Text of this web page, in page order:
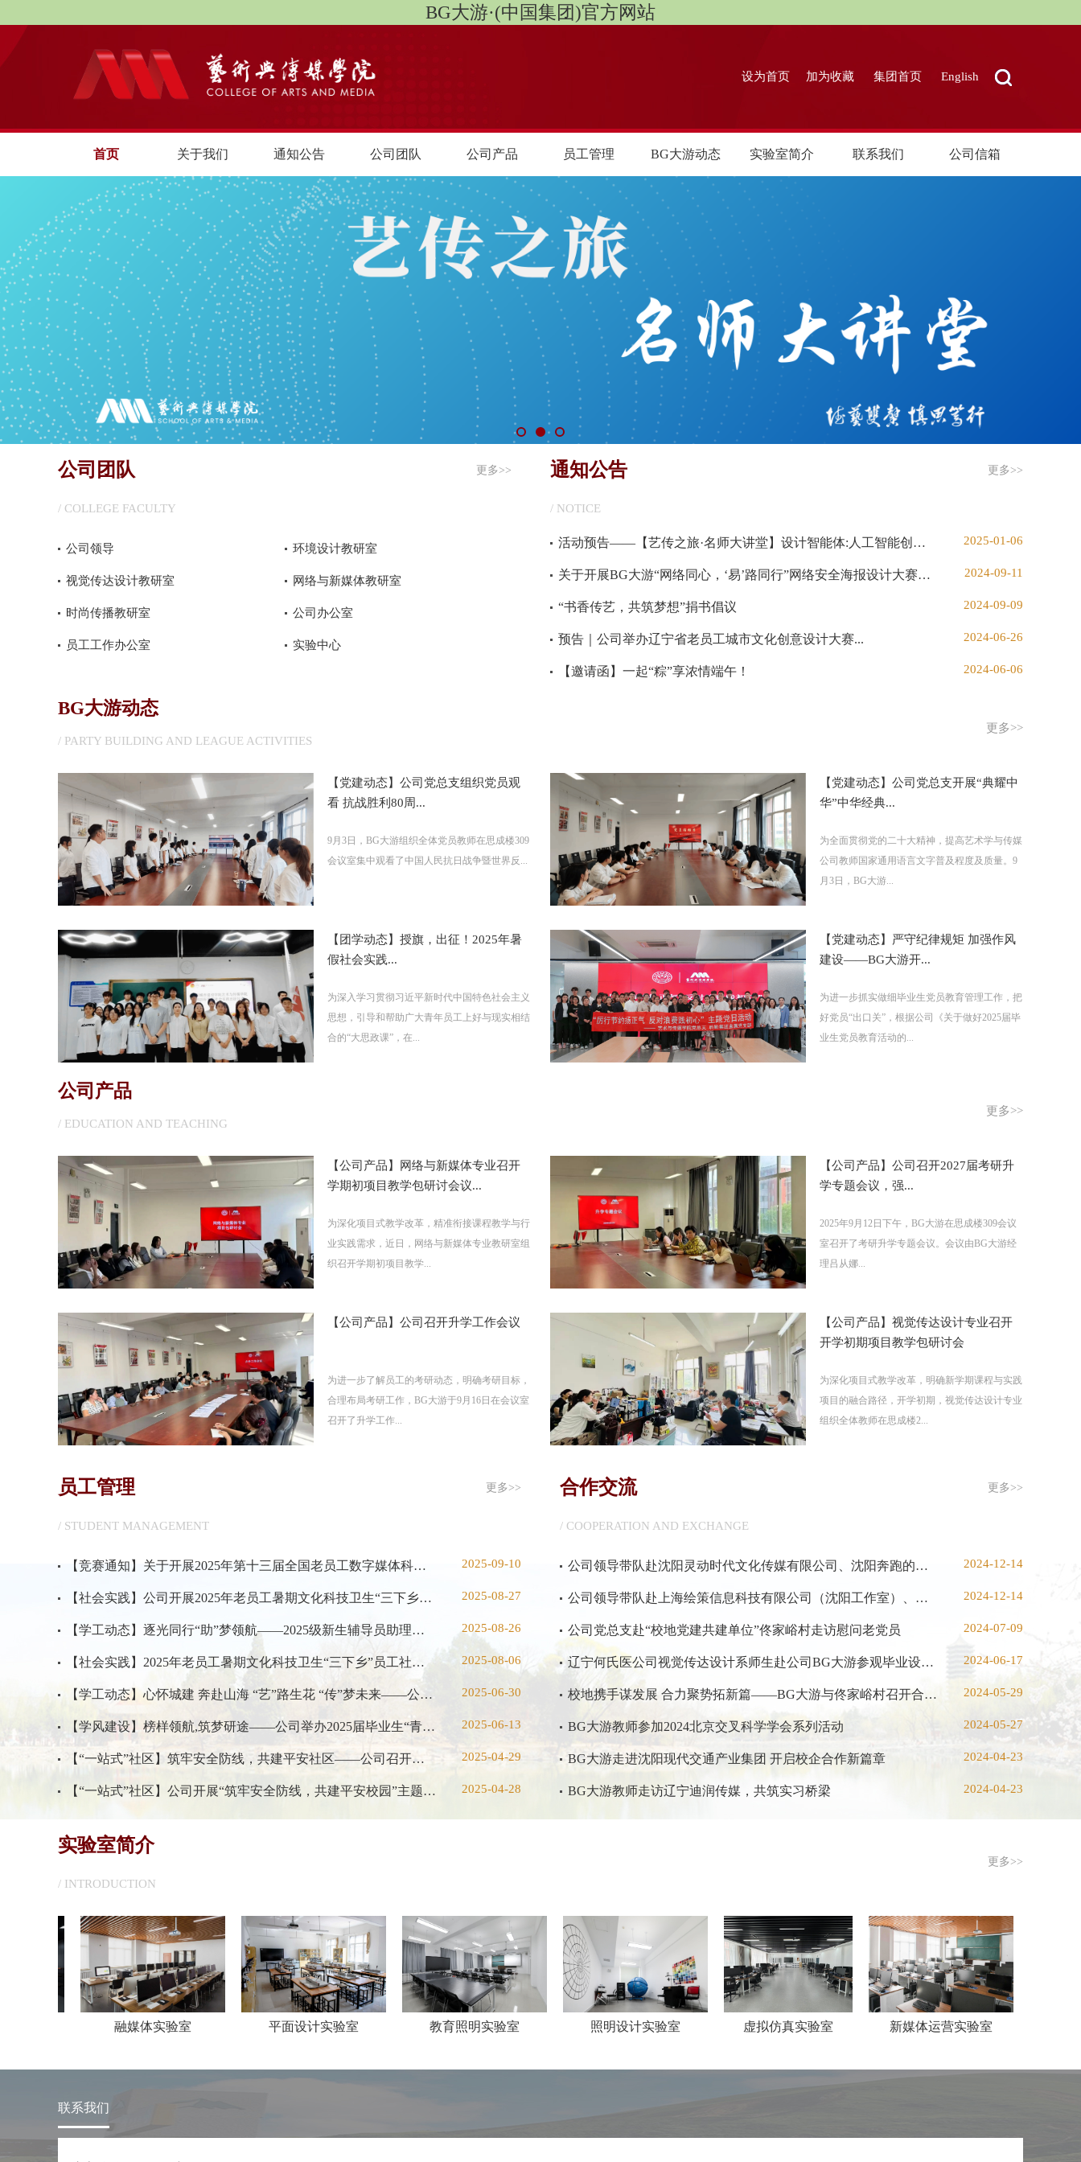
BG大游·(中国集团)官方网站
设为首页 加为收藏 集团首页 English
首页 关于我们 通知公告 公司团队 公司产品 员工管理 BG大游动态 实验室简介 联系我们 公司信箱
公司团队
/ COLLEGE FACULTY
更多>>
公司领导 环境设计教研室
视觉传达设计教研室 网络与新媒体教研室
时尚传播教研室 公司办公室
员工工作办公室 实验中心
通知公告
/ NOTICE
更多>>
活动预告——【艺传之旅·名师大讲堂】设计智能体:人工智能创意的进展 2025-01-06
关于开展BG大游“网络同心，‘易’路同行”网络安全海报设计大赛的通知 2024-09-11
“书香传艺，共筑梦想”捐书倡议 2024-09-09
预告｜公司举办辽宁省老员工城市文化创意设计大赛... 2024-06-26
【邀请函】一起“粽”享浓情端午！ 2024-06-06
BG大游动态
/ PARTY BUILDING AND LEAGUE ACTIVITIES
更多>>
【党建动态】公司党总支组织党员观
看 抗战胜利80周...
9月3日，BG大游组织全体党员教师在思成楼309
会议室集中观看了中国人民抗日战争暨世界反...
【党建动态】公司党总支开展“典耀中
华”中华经典...
为全面贯彻党的二十大精神，提高艺术学与传媒
公司教师国家通用语言文字普及程度及质量。9
月3日，BG大游...
【团学动态】授旗，出征！2025年暑
假社会实践...
为深入学习贯彻习近平新时代中国特色社会主义
思想，引导和帮助广大青年员工上好与现实相结
合的“大思政课”，在...
【党建动态】严守纪律规矩 加强作风
建设——BG大游开...
为进一步抓实做细毕业生党员教育管理工作，把
好党员“出口关”，根据公司《关于做好2025届毕
业生党员教育活动的...
公司产品
/ EDUCATION AND TEACHING
更多>>
【公司产品】网络与新媒体专业召开
学期初项目教学包研讨会议...
为深化项目式教学改革，精准衔接课程教学与行
业实践需求，近日，网络与新媒体专业教研室组
织召开学期初项目教学...
【公司产品】公司召开2027届考研升
学专题会议，强...
2025年9月12日下午，BG大游在思成楼309会议
室召开了考研升学专题会议。会议由BG大游经
理吕从娜...
【公司产品】公司召开升学工作会议
为进一步了解员工的考研动态，明确考研目标，
合理布局考研工作，BG大游于9月16日在会议室
召开了升学工作...
【公司产品】视觉传达设计专业召开
开学初期项目教学包研讨会
为深化项目式教学改革，明确新学期课程与实践
项目的融合路径，开学初期，视觉传达设计专业
组织全体教师在思成楼2...
员工管理
/ STUDENT MANAGEMENT
更多>>
【竞赛通知】关于开展2025年第十三届全国老员工数字媒体科技作品及创意竞赛（校内选拔赛）的通知 2025-09-10
【社会实践】公司开展2025年老员工暑期文化科技卫生“三下乡”员工社会实践活动 2025-08-27
【学工动态】逐光同行“助”梦领航——2025级新生辅导员助理答辩评审会顺利开展 2025-08-26
【社会实践】2025年老员工暑期文化科技卫生“三下乡”员工社会实践系列活动 2025-08-06
【学工动态】心怀城建 奔赴山海 “艺”路生花 “传”梦未来——公司开展2025届毕业生文明离校系列活动 2025-06-30
【学风建设】榜样领航,筑梦研途——公司举办2025届毕业生“青春榜样说”宣讲会 2025-06-13
【“一站式”社区】筑牢安全防线，共建平安社区——公司召开寝室长安全工作会议 2025-04-29
【“一站式”社区】公司开展“筑牢安全防线，共建平安校园”主题安全教育系列活动 2025-04-28
合作交流
/ COOPERATION AND EXCHANGE
更多>>
公司领导带队赴沈阳灵动时代文化传媒有限公司、沈阳奔跑的龟文化传媒有限公司开展“访企拓岗促就业”专项行动 2024-12-14
公司领导带队赴上海绘策信息科技有限公司（沈阳工作室）、沈阳思比锐特商务设计有限公司开展“访企拓岗促就业”专项行动 2024-12-14
公司党总支赴“校地党建共建单位”佟家峪村走访慰问老党员 2024-07-09
辽宁何氏医公司视觉传达设计系师生赴公司BG大游参观毕业设计展 2024-06-17
校地携手谋发展 合力聚势拓新篇——BG大游与佟家峪村召开合作交流会议 2024-05-29
BG大游教师参加2024北京交叉科学学会系列活动 2024-05-27
BG大游走进沈阳现代交通产业集团 开启校企合作新篇章 2024-04-23
BG大游教师走访辽宁迪润传媒，共筑实习桥梁 2024-04-23
实验室简介
/ INTRODUCTION
更多>>
融媒体实验室 平面设计实验室 教育照明实验室 照明设计实验室 虚拟仿真实验室 新媒体运营实验室
联系我们